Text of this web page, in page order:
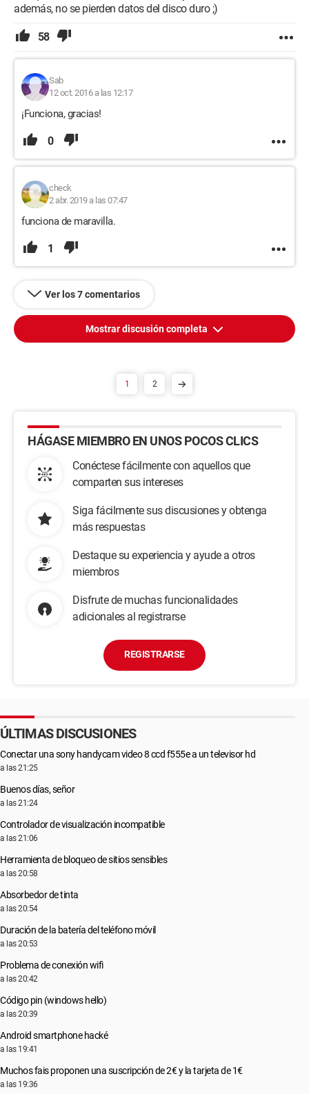
además, no se pierden datos del disco duro ;)
58
Sab
12 oct. 2016 a las 12:17
¡Funciona, gracias!
0
check
2 abr. 2019 a las 07:47
funciona de maravilla.
1
Ver los 7 comentarios
Mostrar discusión completa
1 2
HÁGASE MIEMBRO EN UNOS POCOS CLICS
Conéctese fácilmente con aquellos que
comparten sus intereses
Siga fácilmente sus discusiones y obtenga
más respuestas
Destaque su experiencia y ayude a otros
miembros
Disfrute de muchas funcionalidades
adicionales al registrarse
REGISTRARSE
ÚLTIMAS DISCUSIONES
Conectar una sony handycam video 8 ccd f555e a un televisor hd
a las 21:25
Buenos días, señor
a las 21:24
Controlador de visualización incompatible
a las 21:06
Herramienta de bloqueo de sitios sensibles
a las 20:58
Absorbedor de tinta
a las 20:54
Duración de la batería del teléfono móvil
a las 20:53
Problema de conexión wifi
a las 20:42
Código pin (windows hello)
a las 20:39
Android smartphone hacké
a las 19:41
Muchos fais proponen una suscripción de 2€ y la tarjeta de 1€
a las 19:36